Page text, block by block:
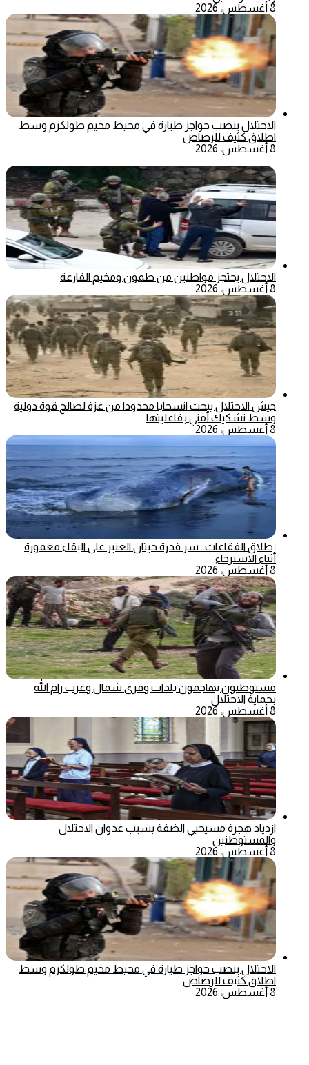
8 أغسطس، 2026
الاحتلال ينصب حواجز طيارة في محيط مخيم طولكرم وسط
اطلاق كثيف للرصاص
8 أغسطس، 2026
الاحتلال يحتجز مواطنين من طمون ومخيم الفارعة
8 أغسطس، 2026
جيش الاحتلال يبحث انسحابا محدودا من غزة لصالح قوة دولية
وسط تشكيك أمني بفاعليتها
8 أغسطس، 2026
إطلاق الفقاعات.. سر قدرة حيتان العنبر على البقاء مغمورة
أثناء الاسترخاء
8 أغسطس، 2026
مستوطنون يهاجمون بلدات وقرى شمال وغرب رام الله
بحماية الاحتلال
8 أغسطس، 2026
ازدياد هجرة مسيحيي الضفة بسبب عدوان الاحتلال
والمستوطنين
8 أغسطس، 2026
الاحتلال ينصب حواجز طيارة في محيط مخيم طولكرم وسط
اطلاق كثيف للرصاص
8 أغسطس، 2026